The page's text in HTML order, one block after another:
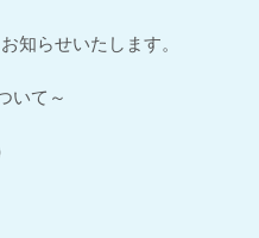
知らせいたします。
いて～